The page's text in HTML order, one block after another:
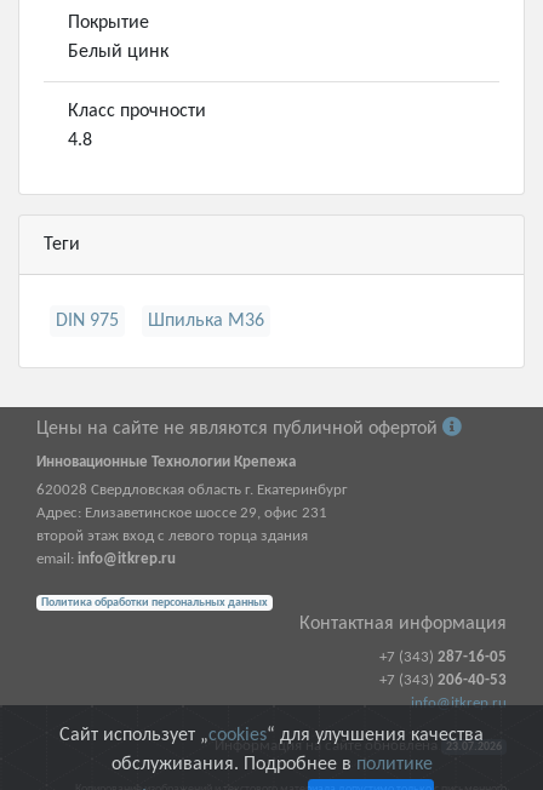
Покрытие
Белый цинк
Класс прочности
4.8
Теги
DIN 975 Шпилька М36
Цены на сайте не являются публичной офертой
Инновационные Технологии Крепежа
620028 Свердловская область г. Екатеринбург
Адрес: Елизаветинское шоссе 29, офис 231
второй этаж вход с левого торца здания
email: info@itkrep.ru
Политика обработки персональных данных
Контактная информация
+7 (343) 287-16-05
+7 (343) 206-40-53
info@itkrep.ru
Информация на сайте обновлена 23.07.2026
Сайт использует „cookies“ для улучшения качества
обслуживания. Подробнее в политике